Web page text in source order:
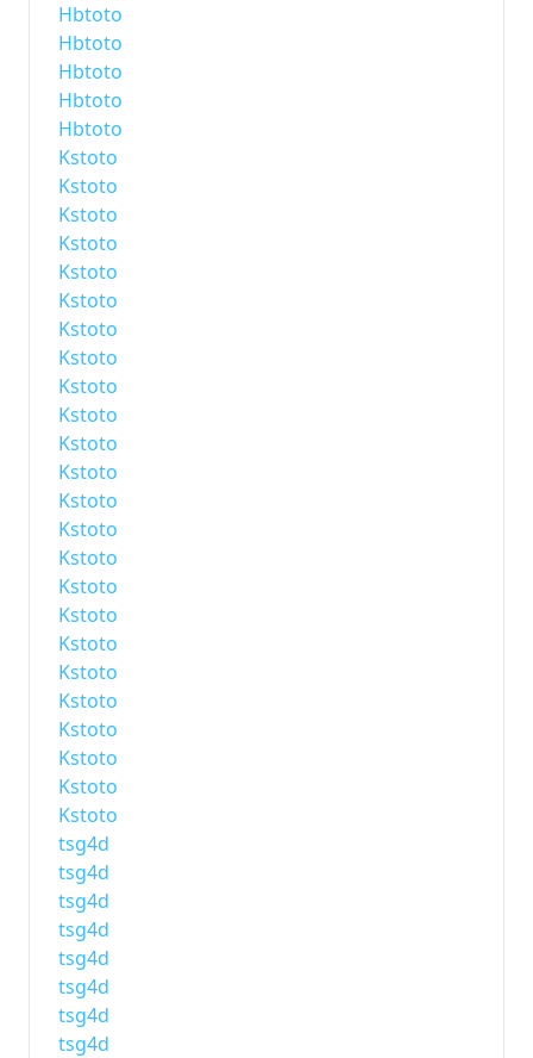
Hbtoto
Hbtoto
Hbtoto
Hbtoto
Hbtoto
Kstoto
Kstoto
Kstoto
Kstoto
Kstoto
Kstoto
Kstoto
Kstoto
Kstoto
Kstoto
Kstoto
Kstoto
Kstoto
Kstoto
Kstoto
Kstoto
Kstoto
Kstoto
Kstoto
Kstoto
Kstoto
Kstoto
Kstoto
Kstoto
tsg4d
tsg4d
tsg4d
tsg4d
tsg4d
tsg4d
tsg4d
tsg4d